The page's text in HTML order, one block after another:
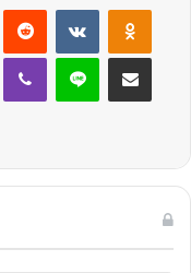
Reddit VKontakte
Viber Line E-Posta ile